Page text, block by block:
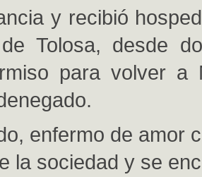
y recibió
Tolosa, desde
para volver a
enfermo de amor
la sociedad y se